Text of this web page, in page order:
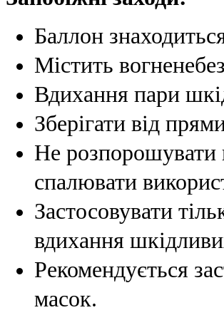
Баллон
Містить
Вдихання пари
Зберігати від
Не розпорошувати
спалювати
Застосовувати
вдихання
Рекомендується
масок.